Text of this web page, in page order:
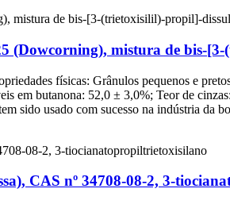
(Dowcorning), mistura de bis-
físicas: Grânulos pequenos e
em butanona: 52,0 ± 3,0%; Teor de
sido usado com sucesso na indústria da
CAS nº 34708-08-2, 3-